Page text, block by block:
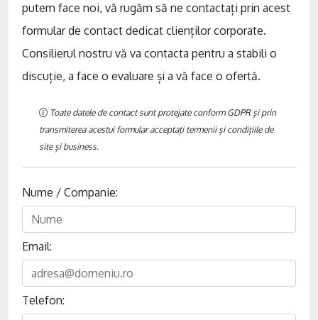
putem face noi, vă rugăm să ne contactați prin acest
formular de contact dedicat clienților corporate.
Consilierul nostru vă va contacta pentru a stabili o
discuție, a face o evaluare și a vă face o ofertă.
Toate datele de contact sunt protejate conform GDPR și prin
transmiterea acestui formular acceptați termenii și condițiile de
site și business.
Nume / Companie:
Email:
Telefon: